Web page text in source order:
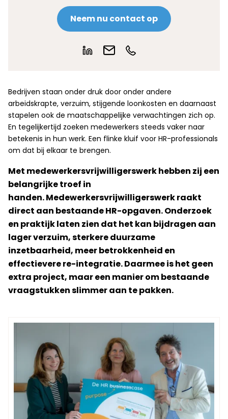
Neem nu contact op
Bedrijven staan onder druk door onder andere
arbeidskrapte, verzuim, stijgende loonkosten en daarnaast
stapelen ook de maatschappelijke verwachtingen zich op.
En tegelijkertijd zoeken medewerkers steeds vaker naar
betekenis in hun werk. Een flinke kluif voor HR-professionals
om dat bij elkaar te brengen.
Met medewerkersvrijwilligerswerk hebben zij een
belangrijke troef in
handen. Medewerkersvrijwilligerswerk raakt
direct aan bestaande HR-opgaven. Onderzoek
en praktijk laten zien dat het kan bijdragen aan
lager verzuim, sterkere duurzame
inzetbaarheid, meer betrokkenheid en
effectievere re-integratie. Daarmee is het geen
extra project, maar een manier om bestaande
vraagstukken slimmer aan te pakken.